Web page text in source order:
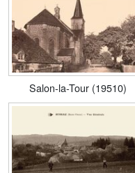
Salon-la-Tour (19510)